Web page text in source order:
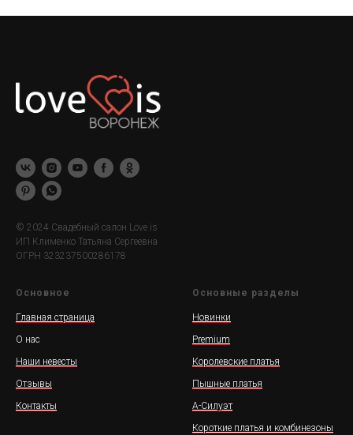
© 2024 Свадебный салон Love is
ИП Клименко Татьяна Сергеевна
ОГРН 323237500286178
Основное
Главная страница
О нас
Наши невесты
Отзывы
Контакты
Основные разделы
Новинки
Premium
Королевские платья
Пышные платья
А-Силуэт
Короткие платья и комбинезоны